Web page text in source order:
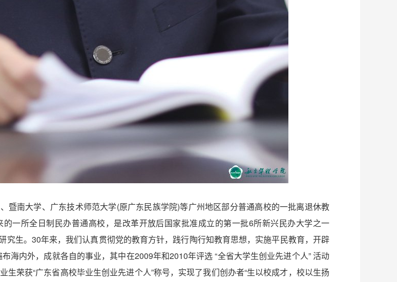
暨南大学、广东技术师范大学(原广东民族学院)等广州地区部分普通高校的一批离退休教
一所全日制民办普通高校，是改革开放后国家批准成立的第一批6所新兴民办大学之一
究生。30年来，我们认真贯彻党的教育方针，践行陶行知教育思想，实施平民教育，开辟
海内外，成就各自的事业，其中在2009年和2010年评选 “全省大学生创业先进个人” 活动
荣获“广东省高校毕业生创业先进个人”称号，实现了我们创办者“生以校成才，校以生扬